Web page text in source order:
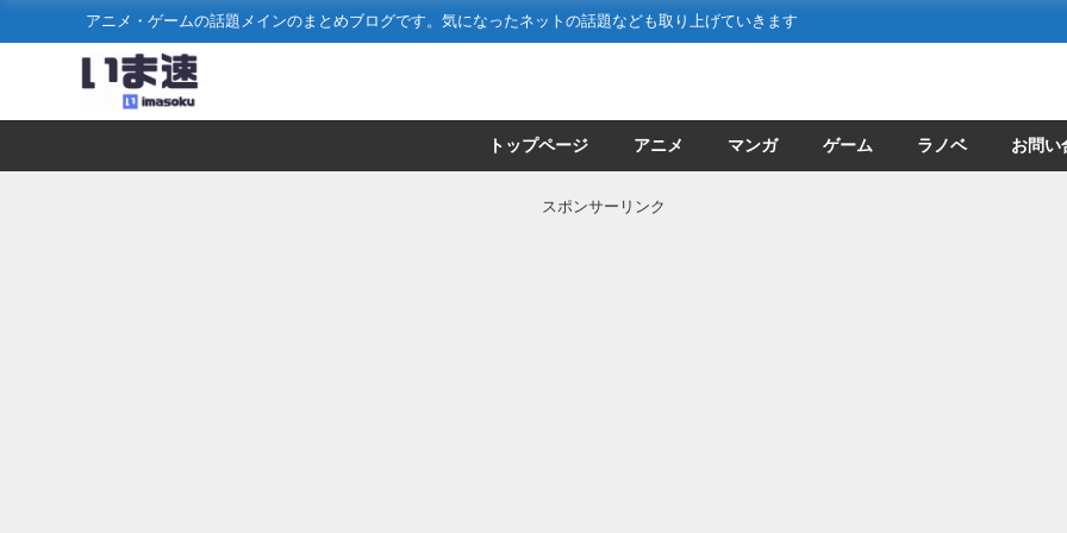
アニメ・ゲームの話題メインのまとめブログです。気になったネットの話題なども取り上げていきます
トップページ アニメ マンガ ゲーム ラノベ お問い
スポンサーリンク